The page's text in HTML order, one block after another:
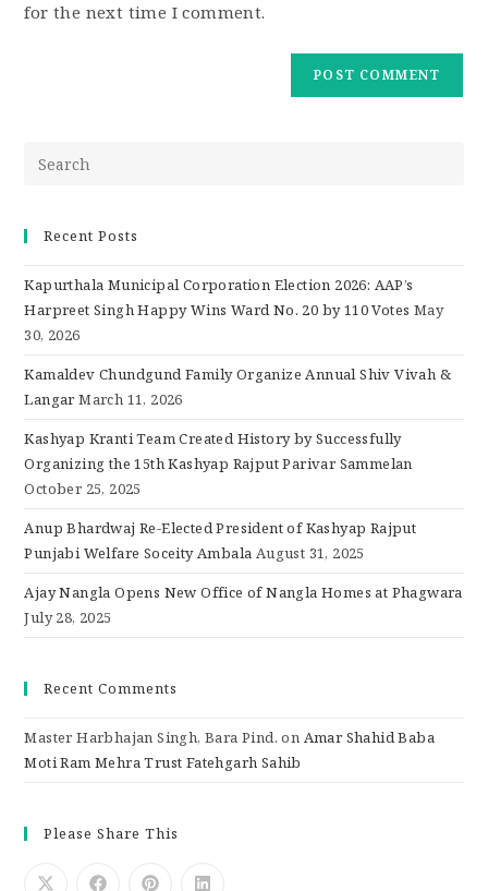
for the next time I comment.
Recent Posts
Kapurthala Municipal Corporation Election 2026: AAP’s
Harpreet Singh Happy Wins Ward No. 20 by 110 Votes May
30, 2026
Kamaldev Chundgund Family Organize Annual Shiv Vivah &
Langar March 11, 2026
Kashyap Kranti Team Created History by Successfully
Organizing the 15th Kashyap Rajput Parivar Sammelan
October 25, 2025
Anup Bhardwaj Re-Elected President of Kashyap Rajput
Punjabi Welfare Soceity Ambala August 31, 2025
Ajay Nangla Opens New Office of Nangla Homes at Phagwara
July 28, 2025
Recent Comments
Master Harbhajan Singh, Bara Pind. on Amar Shahid Baba
Moti Ram Mehra Trust Fatehgarh Sahib
Please Share This